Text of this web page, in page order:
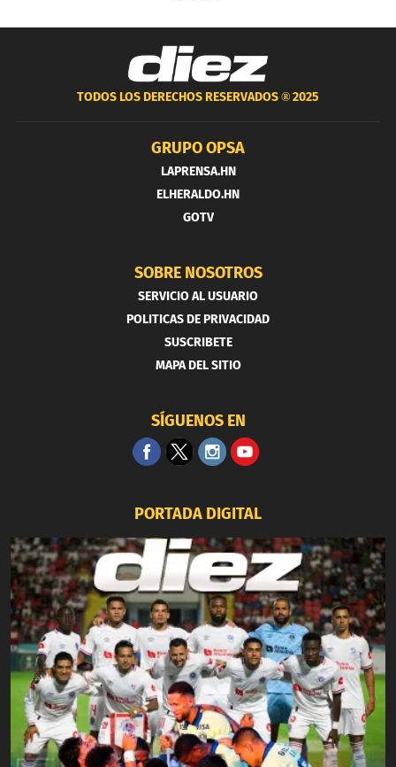
TODOS LOS DERECHOS RESERVADOS ®2025
GRUPO OPSA
LAPRENSA.HN
ELHERALDO.HN
GOTV
SOBRE NOSOTROS
SERVICIO AL USUARIO
POLITICAS DE PRIVACIDAD
SUSCRIBETE
MAPA DEL SITIO
SÍGUENOS EN
PORTADA DIGITAL